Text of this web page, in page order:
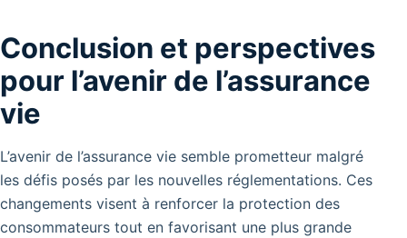
Conclusion et perspectives
pour l’avenir de l’assurance
vie
L’avenir de l’assurance vie semble prometteur malgré
les défis posés par les nouvelles réglementations. Ces
changements visent à renforcer la protection des
consommateurs tout en favorisant une plus grande